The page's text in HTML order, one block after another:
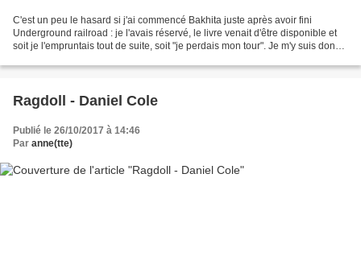
C'est un peu le hasard si j'ai commencé Bakhita juste après avoir fini
Underground railroad : je l'avais réservé, le livre venait d'être disponible et
soit je l'empruntais tout de suite, soit "je perdais mon tour". Je m'y suis donc
Ragdoll - Daniel Cole
Publié le 26/10/2017 à 14:46
Par anne(tte)